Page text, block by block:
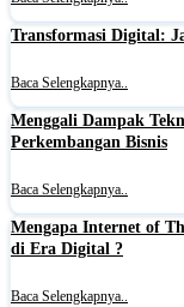
Transformasi Digital:
Baca Selengkapnya..
Menggali Dampak
Perkembangan Bisnis
Baca Selengkapnya..
Mengapa Internet of
di Era Digital ?
Baca Selengkapnya..